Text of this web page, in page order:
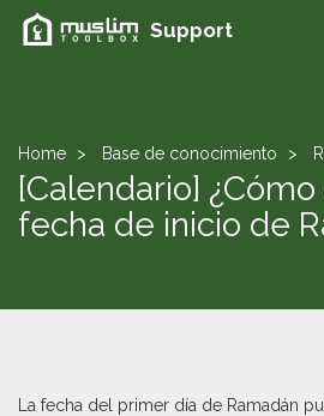
Support
Home Base de conocimiento
[Calendario]
fecha de inicio de
La fecha del primer día de Ramadán